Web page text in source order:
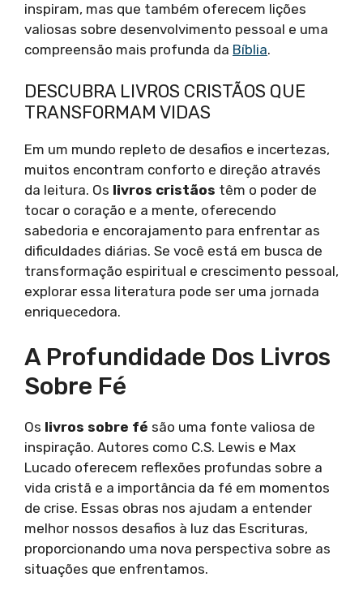
inspiram, mas que também oferecem lições
valiosas sobre desenvolvimento pessoal e uma
compreensão mais profunda da Bíblia.
DESCUBRA LIVROS CRISTÃOS QUE
TRANSFORMAM VIDAS
Em um mundo repleto de desafios e incertezas,
muitos encontram conforto e direção através
da leitura. Os livros cristãos têm o poder de
tocar o coração e a mente, oferecendo
sabedoria e encorajamento para enfrentar as
dificuldades diárias. Se você está em busca de
transformação espiritual e crescimento pessoal,
explorar essa literatura pode ser uma jornada
enriquecedora.
A Profundidade Dos Livros
Sobre Fé
Os livros sobre fé são uma fonte valiosa de
inspiração. Autores como C.S. Lewis e Max
Lucado oferecem reflexões profundas sobre a
vida cristã e a importância da fé em momentos
de crise. Essas obras nos ajudam a entender
melhor nossos desafios à luz das Escrituras,
proporcionando uma nova perspectiva sobre as
situações que enfrentamos.